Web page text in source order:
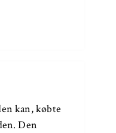
kan, købte
Den